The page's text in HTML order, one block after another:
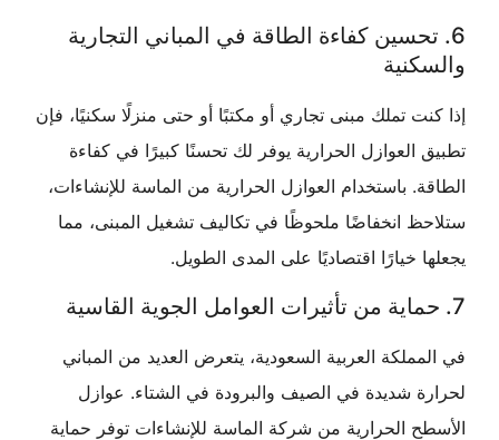
كفاءة الطاقة في المباني التجارية
تملك مبنى تجاري أو مكتبًا أو حتى منزلًا سكنيًا، فإن
العوازل الحرارية يوفر لك تحسنًا كبيرًا في كفاءة
باستخدام العوازل الحرارية من الماسة للإنشاءات،
انخفاضًا ملحوظًا في تكاليف تشغيل المبنى، مما
خيارًا اقتصاديًا على المدى الطويل.
العربية السعودية، يتعرض العديد من المباني
شديدة في الصيف والبرودة في الشتاء. عوازل
الحرارية من شركة الماسة للإنشاءات توفر حماية